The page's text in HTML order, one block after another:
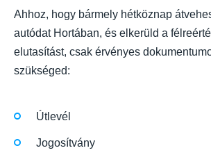
Ahhoz, hogy bármely hétköznap
autódat Hortában, és elkerüld a
elutasítást, csak érvényes
szükséged:
Útlevél
Jogosítvány